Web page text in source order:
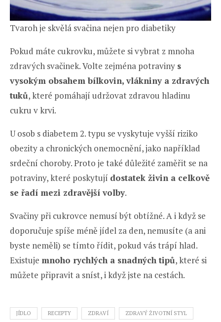
Tvaroh je skvělá svačina nejen pro diabetiky
Pokud máte cukrovku, můžete si vybrat z mnoha
zdravých svačinek. Volte zejména potraviny s
vysokým obsahem bílkovin, vlákniny a zdravých
tuků, které pomáhají udržovat zdravou hladinu
cukru v krvi.
U osob s diabetem 2. typu se vyskytuje vyšší riziko
obezity a chronických onemocnění, jako například
srdeční choroby. Proto je také důležité zaměřit se na
potraviny, které poskytují dostatek živin a celkově
se řadí mezi zdravější volby.
Svačiny při cukrovce nemusí být obtížné. A i když se
doporučuje spíše méně jídel za den, nemusíte (a ani
byste neměli) se tímto řídit, pokud vás trápí hlad.
Existuje mnoho rychlých a snadných tipů, které si
můžete připravit a sníst, i když jste na cestách.
JÍDLO RECEPTY ZDRAVÍ ZDRAVÝ ŽIVOTNÍ STYL